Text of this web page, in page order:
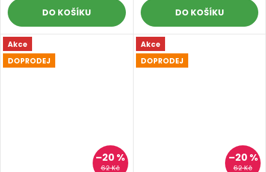
DO KOŠÍKU DO KOŠÍKU
Akce
DOPRODEJ
62 Kč
–20 %
Akce
DOPRODEJ
62 Kč
–20 %